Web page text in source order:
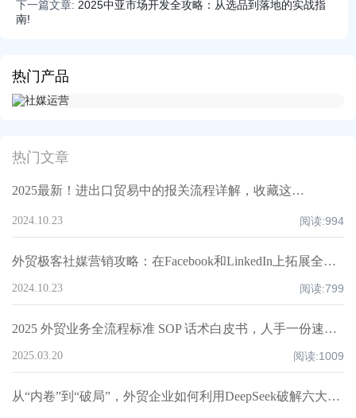
热门产品
热门文章
2025最新！进出口贸易中的报关流程详解，收藏这一篇就够了！
2024.10.23 阅读:994
外贸极客社媒营销攻略：在Facebook和LinkedIn上拓展全球市场
2024.10.23 阅读:799
2025 外贸业务全流程标准 SOP 话术白皮书，人手一份速领！
2025.03.20 阅读:1009
从“内卷”到“破局”，外贸企业如何利用DeepSeek破解六大核心痛点，重构全球化竞争力？
下一篇文章: 2025中亚市场开发全攻略：从选品到落地的实战指
南!